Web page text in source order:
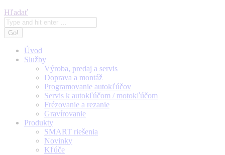
Search:
Hľadať
Úvod
Služby
Výroba, predaj a servis
Doprava a montáž
Programovanie autokľúčov
Servis k autokľúčom / motokľúčom
Frézovanie a rezanie
Gravírovanie
Produkty
SMART riešenia
Novinky
Kľúče